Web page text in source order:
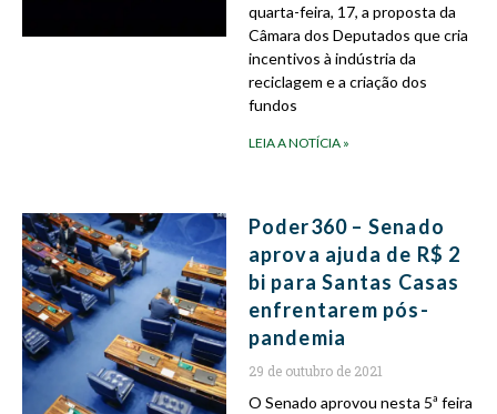
quarta-feira, 17, a proposta da
Câmara dos Deputados que cria
incentivos à indústria da
reciclagem e a criação dos
fundos
LEIA A NOTÍCIA »
Poder360 – Senado
aprova ajuda de R$ 2
bi para Santas Casas
enfrentarem pós-
pandemia
29 de outubro de 2021
O Senado aprovou nesta 5ª feira